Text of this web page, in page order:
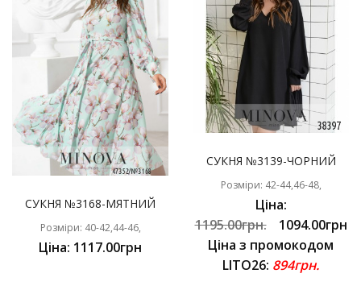
СУКНЯ №3168-МЯТНИЙ
Розміри: 40-42,44-46,
Ціна: 1117.00грн
СУКНЯ №3139-ЧОРНИЙ
Розміри: 42-44,46-48,
Ціна:
1195.00грн.
1094.00грн
Ціна з промокодом
LITO26: 894грн.